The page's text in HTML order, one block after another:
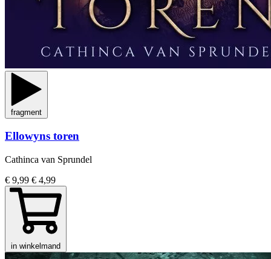
fragment
Ellowyns toren
Cathinca van Sprundel
€ 9,99 € 4,99
in winkelmand